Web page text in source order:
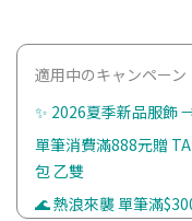
適用中のキャンペーン
✨ 2026夏季新品服飾
單筆消費滿888元贈
包 乙雙
🌊 熱浪來襲 單筆滿